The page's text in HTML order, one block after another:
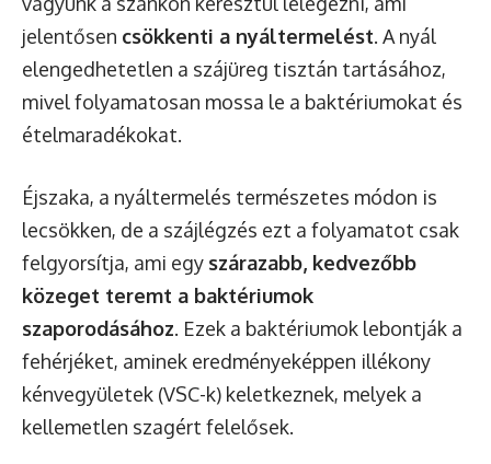
jelentősen csökkenti a nyáltermelést. A nyál
elengedhetetlen a szájüreg tisztán tartásához,
mivel folyamatosan mossa le a baktériumokat és
ételmaradékokat.
Éjszaka, a nyáltermelés természetes módon is
lecsökken, de a szájlégzés ezt a folyamatot csak
felgyorsítja, ami egy szárazabb, kedvezőbb
közeget teremt a baktériumok
szaporodásához. Ezek a baktériumok lebontják a
fehérjéket, aminek eredményeképpen illékony
kénvegyületek (VSC-k) keletkeznek, melyek a
kellemetlen szagért felelősek.